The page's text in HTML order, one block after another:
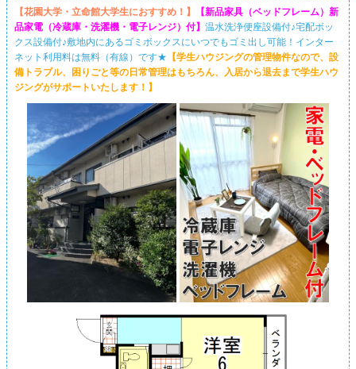
【花園大学・立命館大学生におすすめ！】
【新品家具（ベッドフレーム）新
品家電（冷蔵庫・洗濯機・電子レンジ）付】 温水洗浄便座設備付♪宅配ボッ
クス設備付♪敷地内にあるゴミボックスにいつでもゴミ出し可能！インター
ネット利用料は無料（有線）です★ 【学生ハウジングの管理物件なので、設
備トラブル、困りごと等の日常管理はもちろん、入居から退去まで学生ハウ
ジングがサポートいたします！】